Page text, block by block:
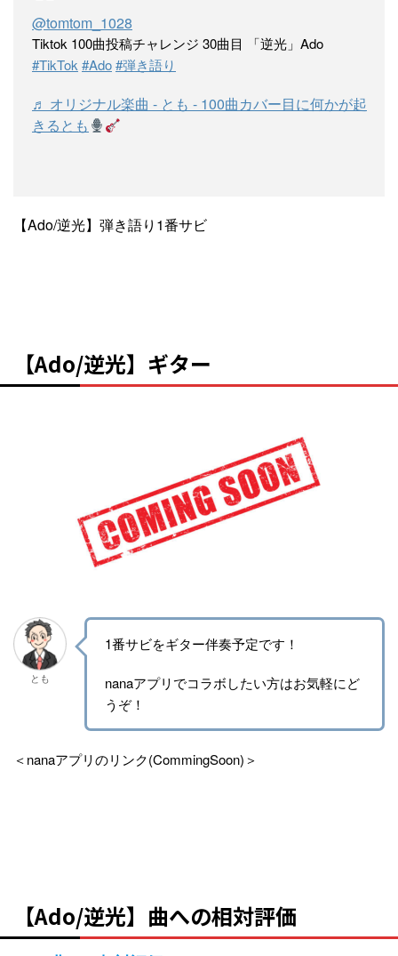
@tomtom_1028
Tiktok 100曲投稿チャレンジ 30曲目 「逆光」Ado
#TikTok #Ado#弾き語り
♬ オリジナル楽曲 - とも - 100曲カバー目に何かが起
きるとも
【Ado/逆光】弾き語り1番サビ
【Ado/逆光】ギター
とも
1番サビをギター伴奏予定です！
nanaアプリでコラボしたい方はお気軽にど
うぞ！
＜nanaアプリのリンク(CommingSoon)＞
【Ado/逆光】曲への相対評価